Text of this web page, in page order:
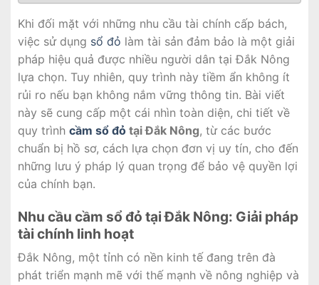
Khi đối mặt với những nhu cầu tài chính cấp bách,
việc sử dụng sổ đỏ làm tài sản đảm bảo là một giải
pháp hiệu quả được nhiều người dân tại Đắk Nông
lựa chọn. Tuy nhiên, quy trình này tiềm ẩn không ít
rủi ro nếu bạn không nắm vững thông tin. Bài viết
này sẽ cung cấp một cái nhìn toàn diện, chi tiết về
quy trình cầm sổ đỏ tại Đắk Nông, từ các bước
chuẩn bị hồ sơ, cách lựa chọn đơn vị uy tín, cho đến
những lưu ý pháp lý quan trọng để bảo vệ quyền lợi
của chính bạn.
Nhu cầu cầm sổ đỏ tại Đắk Nông: Giải pháp
tài chính linh hoạt
Đắk Nông, một tỉnh có nền kinh tế đang trên đà
phát triển mạnh mẽ với thế mạnh về nông nghiệp và